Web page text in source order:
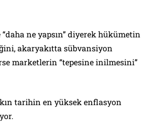
ne yapsın” diyerek hükümetin
akaryakıtta sübvansiyon
marketlerin “tepesine inilmesini”
tarihin en yüksek enflasyon